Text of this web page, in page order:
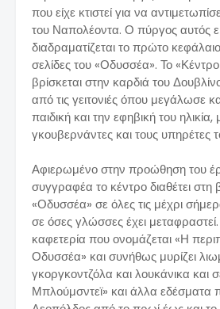
που είχε κτιστεί για να
του Ναπολέοντα. Ο πύργος αυτός
διαδραματίζεται το πρώτο
σελίδες του «Οδυσσέα». Το «Κέντρο
βρίσκεται στην καρδιά του
από τις γειτονιές όπου μεγάλωσε
παιδική και την εφηβική του ηλικία,
γκουβερνάντες και τους υπηρέτες
Αφιερωμένο στην προώθηση του
συγγραφέα το κέντρο διαθέτει στη
«Οδυσσέα» σε όλες τις μέχρι
σε όσες γλώσσες έχει μεταφραστεί.
καφετερία που ονομάζεται «Η
Οδυσσέα» και συνήθως μυρίζει
γκοργκοντζόλα και λουκάνικα και
Μπλούμσντεϊ» και άλλα